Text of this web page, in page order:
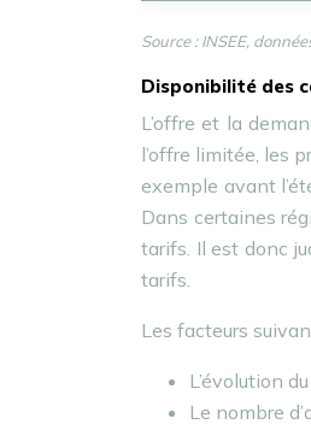
Source : INSEE,
Disponibilité des
L’offre et la
l’offre limitée, les
exemple avant
Dans certaines
tarifs. Il est donc
tarifs.
Les facteurs
L’évolution
Le nombre